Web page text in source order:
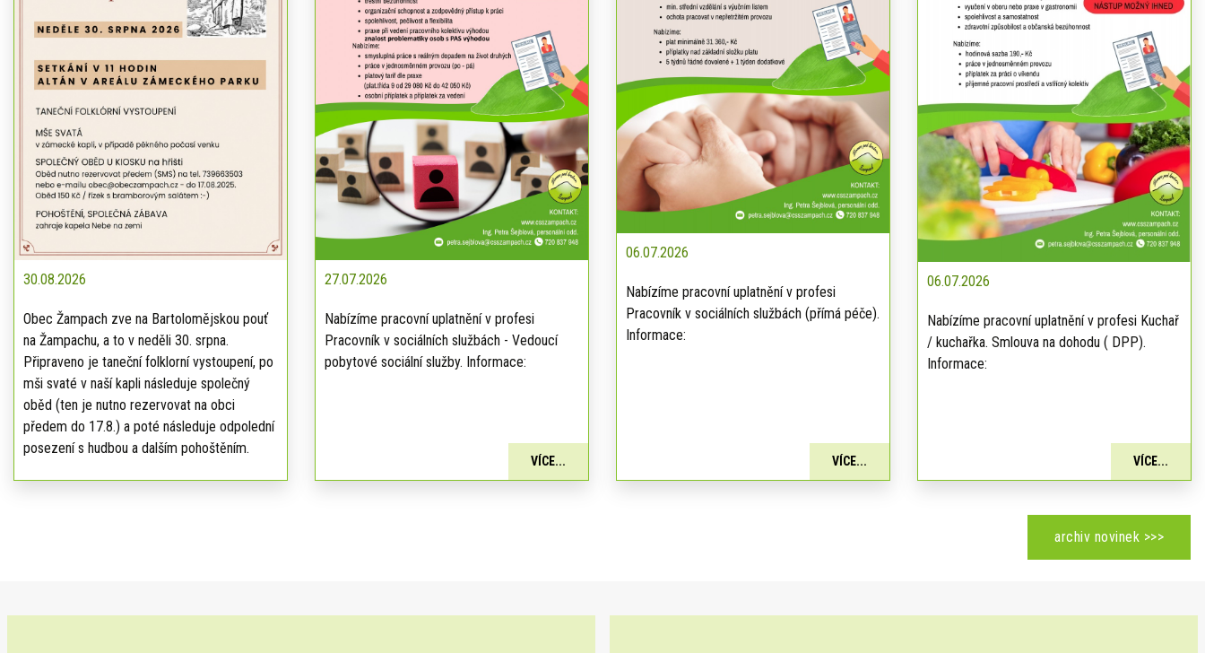
30.08.2026
Obec Žampach zve na Bartolomějskou pouť
na Žampachu, a to v neděli 30. srpna.
Připraveno je taneční folklorní vystoupení, po
mši svaté v naší kapli následuje společný
oběd (ten je nutno rezervovat na obci
předem do 17.8.) a poté následuje odpolední
posezení s hudbou a dalším pohoštěním.
27.07.2026
Nabízíme pracovní uplatnění v profesi
Pracovník v sociálních službách - Vedoucí
pobytové sociální služby. Informace:
VÍCE...
06.07.2026
Nabízíme pracovní uplatnění v profesi
Pracovník v sociálních službách (přímá péče).
Informace:
VÍCE...
06.07.2026
Nabízíme pracovní uplatnění v profesi Kuchař
/ kuchařka. Smlouva na dohodu ( DPP).
Informace:
VÍCE...
archiv novinek >>>